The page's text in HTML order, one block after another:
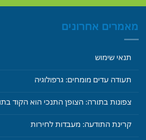
מאמרים אחרונים
תנאי שימוש
תעודה עדים מומחים: גרפולוגיה
צפונות בתורה: הצופן התנכי הוא הקוד
קרינת התודעה: מעבדות לחירות